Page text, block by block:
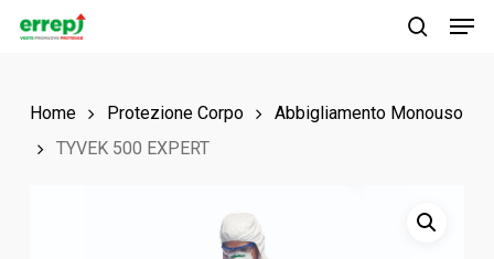
Skip
contentHome Protezione Corpo
Abbigliamento Monouso
TYVEK 500 EXPERT